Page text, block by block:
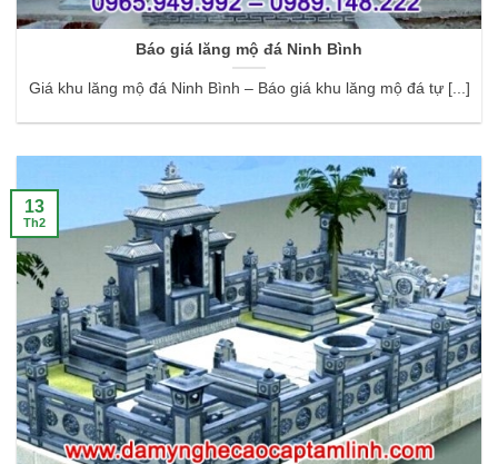
Báo giá lăng mộ đá Ninh Bình
Giá khu lăng mộ đá Ninh Bình – Báo giá khu lăng mộ đá tự [...]
13
Th2